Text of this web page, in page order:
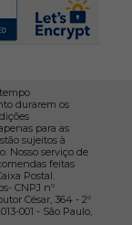
durarem os
para as
sujeitos à
Nosso serviço de
feitas
Postal.
CNPJ nº
César, 364 - 2º
001 - São Paulo,